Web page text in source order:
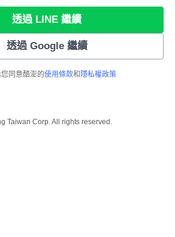
透過 LINE 繼續
透過 Google 繼續
同意酷澎的使用條款和 隱私權政策
Taiwan Corp. All rights reserved.